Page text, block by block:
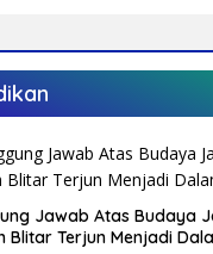
Jawab Atas Budaya
Blitar Terjun Menjadi